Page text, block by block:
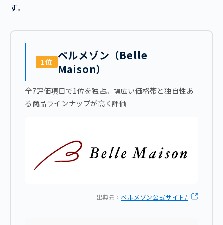
す。
1位 ベルメゾン（Belle
Maison）
全7評価項目で1位を独占。幅広い価格帯と独自性あ
る商品ラインナップが高く評価
出典元：ベルメゾン公式サイト/